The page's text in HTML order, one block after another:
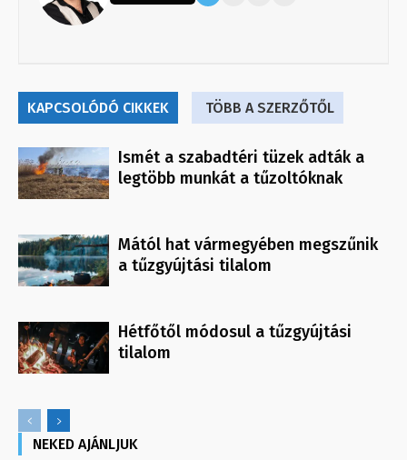
KAPCSOLÓDÓ CIKKEK TÖBB A SZERZŐTŐL
Ismét a szabadtéri tüzek adták a
legtöbb munkát a tűzoltóknak
Mától hat vármegyében megszűnik
a tűzgyújtási tilalom
Hétfőtől módosul a tűzgyújtási
tilalom
NEKED AJÁNLJUK